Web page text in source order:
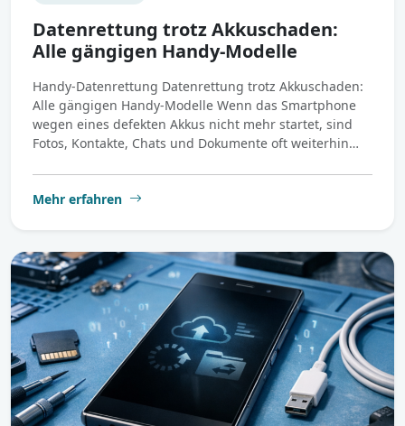
Datenrettung trotz Akkuschaden:
Alle gängigen Handy-Modelle
Handy-Datenrettung Datenrettung trotz Akkuschaden:
Alle gängigen Handy-Modelle Wenn das Smartphone
wegen eines defekten Akkus nicht mehr startet, sind
Fotos, Kontakte, Chats und Dokumente oft weiterhin…
Mehr erfahren